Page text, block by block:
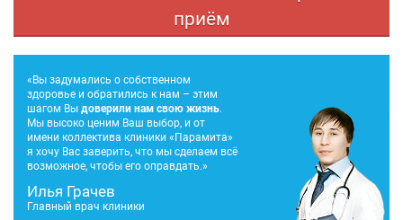
приём
«Вы задумались о собственном
здоровье и обратились к нам – этим
шагом Вы доверили нам свою жизнь.
Мы высоко ценим Ваш выбор, и от
имени коллектива клиники «Парамита»
я хочу Вас заверить, что мы сделаем всё
возможное, чтобы его оправдать.»
Илья Грачев
Главный врач клиники